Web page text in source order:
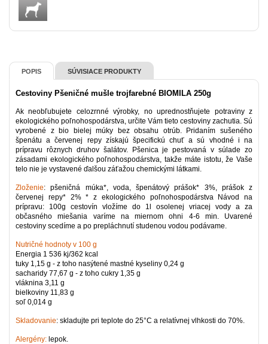
POPIS SÚVISIACE PRODUKTY
Cestoviny Pšeničné mušle trojfarebné BIOMILA 250g
Ak neobľubujete celozrnné výrobky, no uprednostňujete potraviny z
ekologického poľnohospodárstva, určite Vám tieto cestoviny zachutia. Sú
vyrobené z bio bielej múky bez obsahu otrúb. Pridaním sušeného
špenátu a červenej repy získajú špecifickú chuť a sú vhodné i na
prípravu rôznych druhov šalátov. Pšenica je pestovaná v súlade zo
zásadami ekologického poľnohospodárstva, takže máte istotu, že Vaše
telo nie je vystavené ďalšou záťažou chemickými látkami.
Zloženie: pšeničná múka*, voda, špenátový prášok* 3%, prášok z
červenej repy* 2% * z ekologického poľnohospodárstva Návod na
prípravu: 100g cestovín vložíme do 1l osolenej vriacej vody a za
občasného miešania varíme na miernom ohni 4-6 min. Uvarené
cestoviny scedíme a po prepláchnutí studenou vodou podávame.
Nutričné hodnoty v 100 g
Energia 1 536 kj/362 kcal
tuky 1,15 g - z toho nasýtené mastné kyseliny 0,24 g
sacharidy 77,67 g - z toho cukry 1,35 g
vláknina 3,11 g
bielkoviny 11,83 g
soľ 0,014 g
Skladovanie: skladujte pri teplote do 25°C a relatívnej vlhkosti do 70%.
Alergény: lepok.